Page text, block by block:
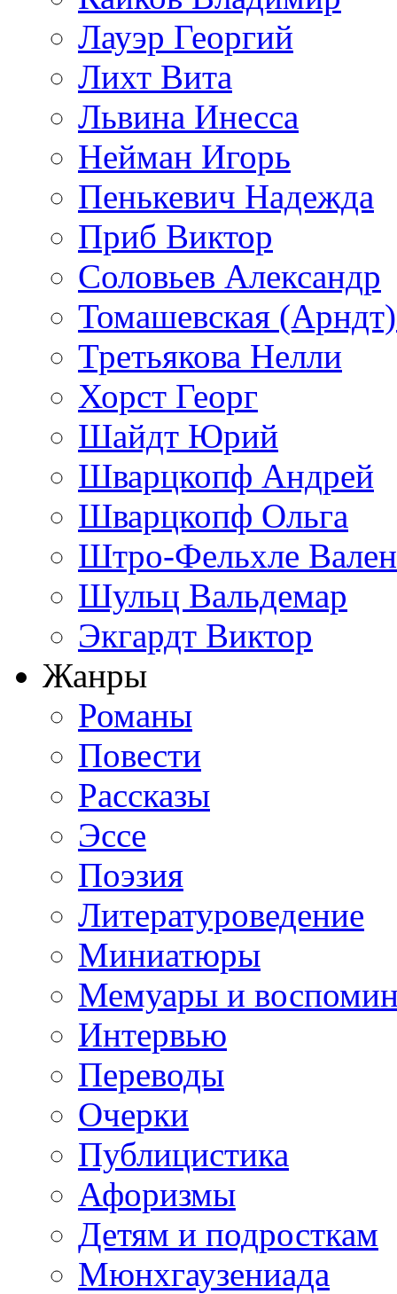
Лауэр Георгий
Лихт Вита
Львина Инесса
Нейман Игорь
Пенькевич Надежда
Приб Виктор
Соловьев Александр
Томашевская
Третьякова Нелли
Хорст Георг
Шайдт Юрий
Шварцкопф Андрей
Шварцкопф Ольга
Штро-Фельхле
Шульц Вальдемар
Экгардт Виктор
Жанры
Романы
Повести
Рассказы
Эссе
Поэзия
Литературоведение
Миниатюры
Мемуары и
Интервью
Переводы
Очерки
Публицистика
Афоризмы
Детям и подросткам
Мюнхгаузениада